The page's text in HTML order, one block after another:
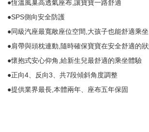
●恆溫風巢高透氣座布,讓寶寶一路舒適
●SPS側向安全防護
●同級汽座最寬敞座位空間,大孩子也能舒適乘坐
●肩帶與頭枕連動,隨時確保寶寶在安全舒適的
●懷抱式安心仰角,給新生兒最舒適的乘坐體驗
●正向4、反向3、共7段傾斜角度調整
●提供業界最長,本體兩年、座布五年保固